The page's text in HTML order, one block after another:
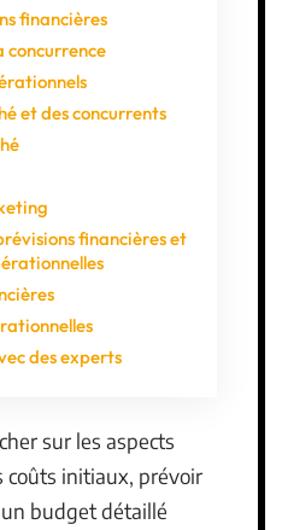
financières
concurrence
et des concurrents
financières et
des experts
sur les aspects
coûts initiaux, prévoir
budget détaillé